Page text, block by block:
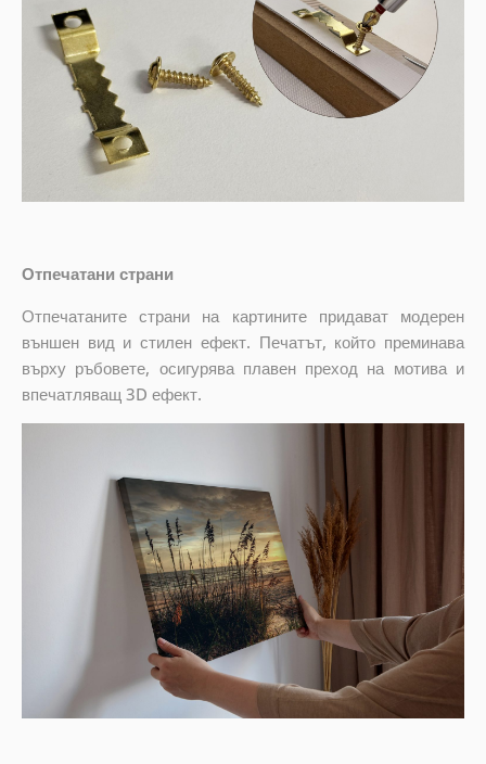
Отпечатани страни
Отпечатаните страни на картините придават модерен
външен вид и стилен ефект. Печатът, който преминава
върху ръбовете, осигурява плавен преход на мотива и
впечатляващ 3D ефект.